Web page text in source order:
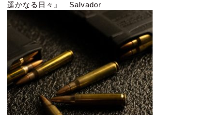
遥かなる日々』 Salvador